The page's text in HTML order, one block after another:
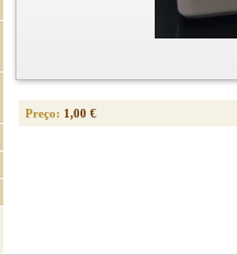
Preço: 1,00 €